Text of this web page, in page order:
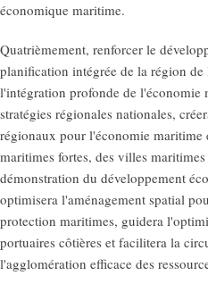
économique maritime.
Quatrièmement, renforcer le
planification intégrée de la région
l'intégration profonde de l'économie
stratégies régionales nationales,
régionaux pour l'économie maritime
maritimes fortes, des villes
démonstration du développement
optimisera l'aménagement spatial
protection maritimes, guidera
portuaires côtières et facilitera la
l'agglomération efficace des